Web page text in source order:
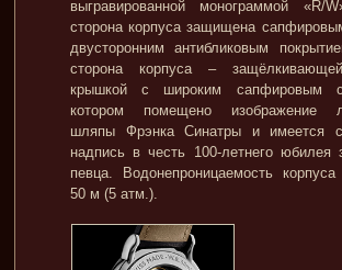
выгравированной монограммой «R/
сторона корпуса защищена
двусторонним антибликовым
сторона корпуса –
крышкой с широким сапфировым
котором помещено изображение
шляпы Фрэнка Синатры и имеется
надпись в честь 100-летнего юбилея
певца. Водонепроницаемость корпуса
50 м (5 атм.).